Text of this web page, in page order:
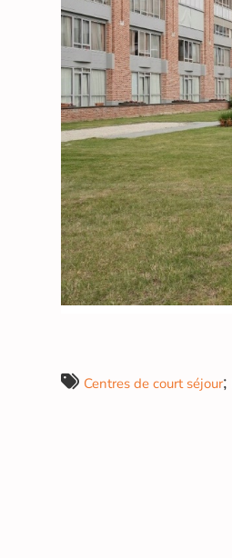
Centres de court séjour;